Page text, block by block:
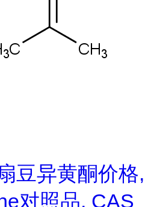
豆异黄酮价格,
对照品, CAS